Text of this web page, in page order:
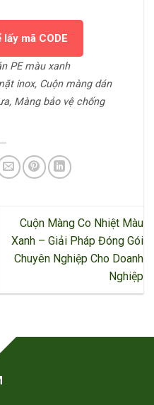
mã CODE
PE màu xanh
inox, Cuộn màng dán
Màng bảo vệ chống
Cuộn Màng Co Nhiệt Màu
Xanh – Giải Pháp Đóng Gói
Chuyên Nghiệp Cho Doanh
Nghiệp